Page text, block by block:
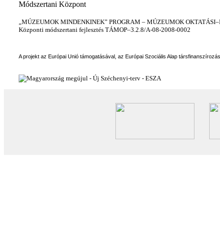
Módszertani Központ
„MÚZEUMOK MINDENKINEK” PROGRAM – MÚZEUMOK
Központi módszertani fejlesztés TÁMOP–3.2.8/A-08-2008-0002
A projekt az Európai Unió támogatásával, az Európai Szociális Alap